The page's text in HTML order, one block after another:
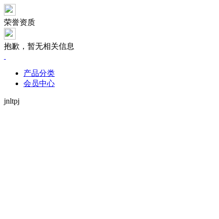
荣誉资质
抱歉，暂无相关信息
产品分类
会员中心
jnltpj